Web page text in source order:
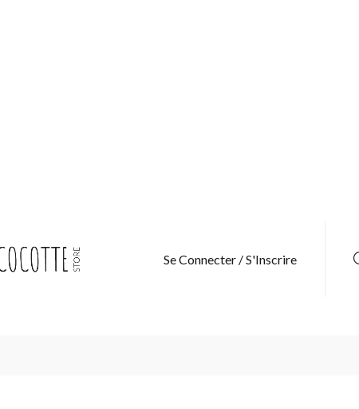
Se Connecter / S'Inscrire